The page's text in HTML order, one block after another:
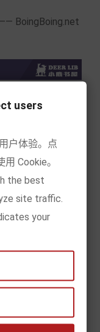
BoingBoing.net
users
户体验。点
Cookie。
the best
site traffic.
your